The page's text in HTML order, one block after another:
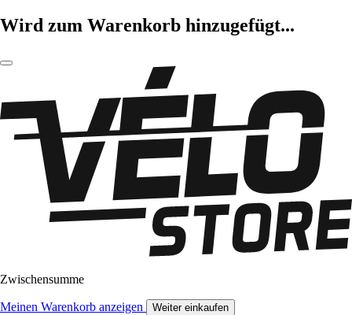
Wird zum Warenkorb hinzugefügt...
Zwischensumme
Meinen Warenkorb anzeigen Weiter einkaufen